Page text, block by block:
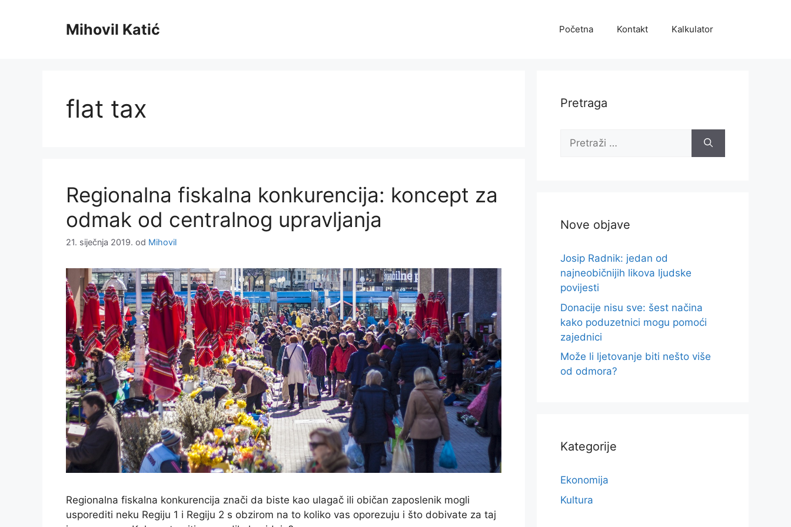
Mihovil Katić Početna Kontakt Kalkulator
flat tax
Regionalna fiskalna konkurencija: koncept za
odmak od centralnog upravljanja
21. siječnja 2019. od Mihovil
Regionalna fiskalna konkurencija znači da biste kao ulagač ili običan zaposlenik mogli
usporediti neku Regiju 1 i Regiju 2 s obzirom na to koliko vas oporezuju i što dobivate za taj
Pretraga
Pretraži:
Nove objave
Josip Radnik: jedan od
najneobičnijih likova ljudske
povijesti
Donacije nisu sve: šest načina
kako poduzetnici mogu pomoći
zajednici
Može li ljetovanje biti nešto više
od odmora?
Kategorije
Ekonomija
Kultura